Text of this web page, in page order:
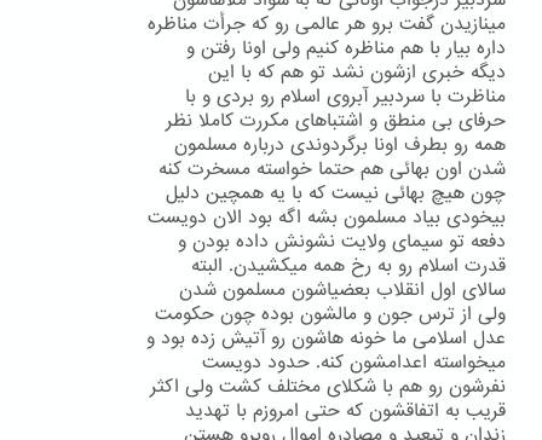
مینازیدن گفت برو هر عالمی رو که جرأت مناظره
داره بیار با هم مناظره کنیم ولی اونا رفتن و
دیگه خبری ازشون نشد تو هم که با این
مناظرت با سردبیر آبروی اسلام رو بردی و با
حرفای بی منطق و اشتباهای مکررت کاملا نظر
همه رو بطرف اونا برگردوندی درباره مسلمون
شدن اون بهائی هم حتما خواسته مسخرت کنه
چون هیچ بهائی نیست که با یه همچین دلیل
بیخودی بیاد مسلمون بشه اگه بود الان دویست
دفعه تو سیمای ولایت نشونش داده بودن و
قدرت اسلام رو به رخ همه میکشیدن. البته
سالای اول انقلاب بعضیاشون مسلمون شدن
ولی از ترس جون و مالشون بوده چون حکومت
عدل اسلامی ما خونه هاشون رو آتیش زده بود و
میخواسته اعدامشون کنه. حدود دویست
نفرشون رو هم با شکلای مختلف کشت ولی اکثر
قریب به اتفاقشون که حتی امروزم با تهدید